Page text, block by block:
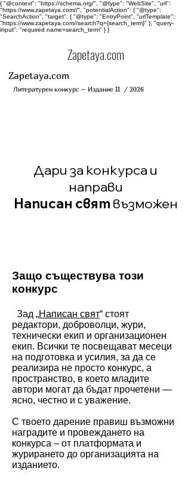
{ "@context": "https://schema.org/", "@type": "WebSite", "url":
"https://www.zapetaya.com//", "potentialAction": { "@type":
"SearchAction", "target": { "@type": "EntryPoint", "urlTemplate":
"https://www.zapetaya.com//search?q={search_term}" }, "query-
input": "required name=search_term" } }
Zapetaya.com
Zapetaya.com
Литературен конкурс – Издание II / 2026
Дари за конкурса и
направи
Написан свят възможен
Защо съществува този
конкурс
Зад „Написан свят“ стоят
редактори, доброволци, жури,
технически екип и организационен
екип. Всички те посвещават месеци
на подготовка и усилия, за да се
реализира не просто конкурс, а
пространство, в което младите
автори могат да бъдат прочетени —
ясно, честно и с уважение.
С твоето дарение правиш възможни
наградите и провеждането на
конкурса – от платформата и
журирането до организацията на
изданието.